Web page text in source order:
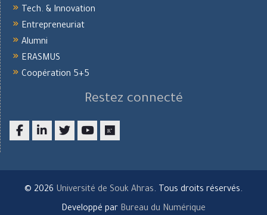
Tech. & Innovation
Entrepreneuriat
Alumni
ERASMUS
Coopération 5+5
Restez connecté
© 2026 Université de Souk Ahras. Tous droits réservés.
Developpé par Bureau du Numérique